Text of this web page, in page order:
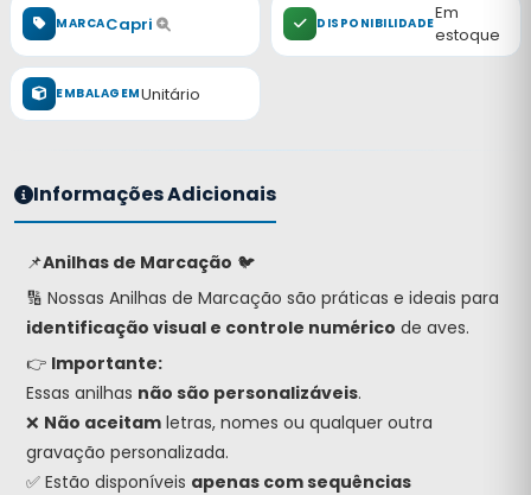
MARCACapri DISPONIBILIDADEEm
estoque
EMBALAGEMUnitário
Informações Adicionais
📌Anilhas de Marcação 🐦
🔢 Nossas Anilhas de Marcação são práticas e ideais para
identificação visual e controle numérico de aves.
👉 Importante:
Essas anilhas não são personalizáveis.
❌ Não aceitam letras, nomes ou qualquer outra
gravação personalizada.
✅ Estão disponíveis apenas com sequências